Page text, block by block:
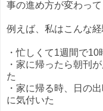
事の進め方が変わっ
例えば、私はこんな
・忙しくて1週間で
・家に帰ったら朝刊
た
・家に帰る時、日の
に気付いた